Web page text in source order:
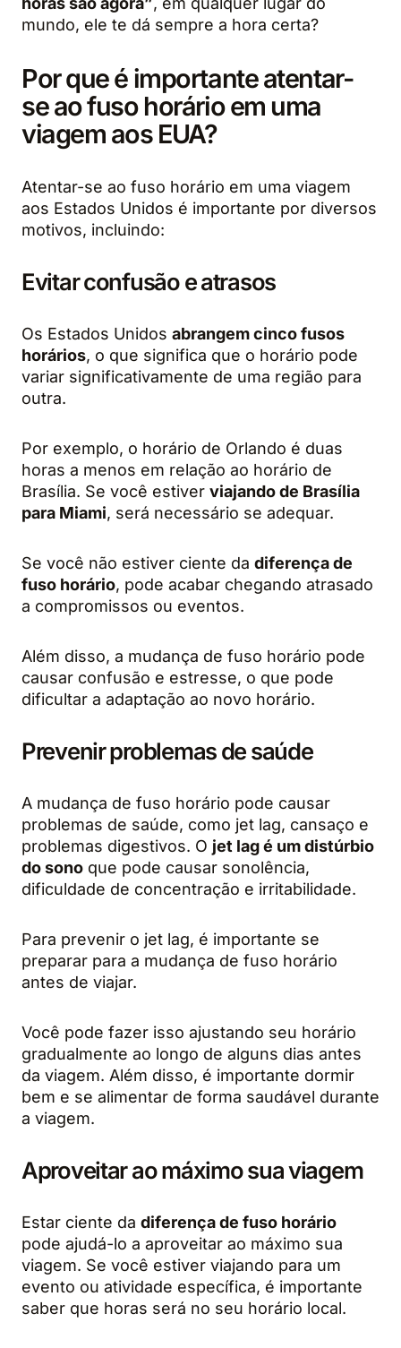
mundo, ele te dá sempre a hora certa?
Por que é importante atentar-
se ao fuso horário em uma
viagem aos EUA?
Atentar-se ao fuso horário em uma viagem
aos Estados Unidos é importante por diversos
motivos, incluindo:
Evitar confusão e atrasos
Os Estados Unidos abrangem cinco fusos
horários, o que significa que o horário pode
variar significativamente de uma região para
outra.
Por exemplo, o horário de Orlando é duas
horas a menos em relação ao horário de
Brasília. Se você estiver viajando de Brasília
para Miami, será necessário se adequar.
Se você não estiver ciente da diferença de
fuso horário, pode acabar chegando atrasado
a compromissos ou eventos.
Além disso, a mudança de fuso horário pode
causar confusão e estresse, o que pode
dificultar a adaptação ao novo horário.
Prevenir problemas de saúde
A mudança de fuso horário pode causar
problemas de saúde, como jet lag, cansaço e
problemas digestivos. O jet lag é um distúrbio
do sono que pode causar sonolência,
dificuldade de concentração e irritabilidade.
Para prevenir o jet lag, é importante se
preparar para a mudança de fuso horário
antes de viajar.
Você pode fazer isso ajustando seu horário
gradualmente ao longo de alguns dias antes
da viagem. Além disso, é importante dormir
bem e se alimentar de forma saudável durante
a viagem.
Aproveitar ao máximo sua viagem
Estar ciente da diferença de fuso horário
pode ajudá-lo a aproveitar ao máximo sua
viagem. Se você estiver viajando para um
evento ou atividade específica, é importante
saber que horas será no seu horário local.